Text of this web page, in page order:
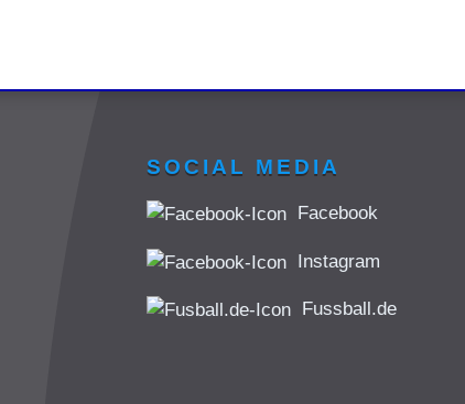
SOCIAL MEDIA
Facebook
Instagram
Fussball.de